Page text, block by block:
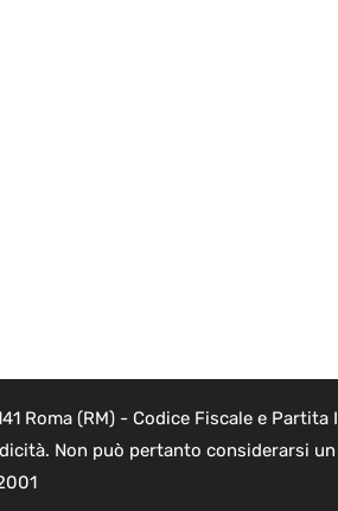
Roma (RM) - Codice Fiscale e Partita
Non può pertanto considerarsi